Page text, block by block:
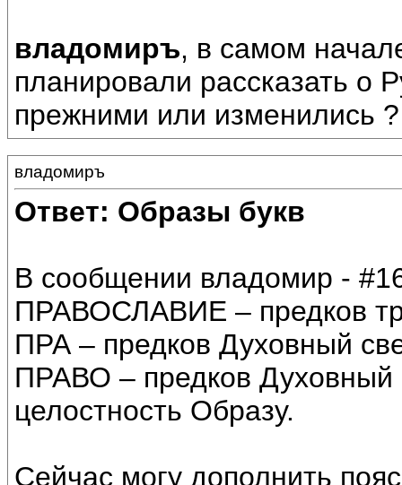
владомиръ, в самом
планировали рассказать о
прежними или изменились ?
владомиръ
Ответ: Образы букв
В сообщении владомир -
ПРАВОСЛАВИЕ – предков
ПРА – предков Духовный
ПРАВО – предков
целостность Образу.
Сейчас могу дополнить